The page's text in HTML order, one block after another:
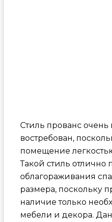
Стиль прованс очень
востребован,
помещение
Такой стиль отлично
облагораживания
размера, поскольку
наличие только
мебели и декора.